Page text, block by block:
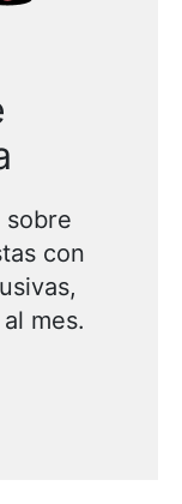
sobre
con
mes.